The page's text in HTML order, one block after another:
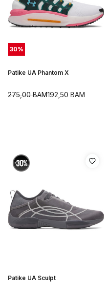
30%
Patike UA Phantom X
192,50 BAM
275,00BAM
Patike UA Sculpt